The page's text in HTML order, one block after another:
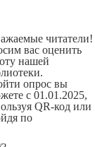
читатели!
вас оценить
нашей
опрос вы
с 01.01.2025,
QR-код или
по